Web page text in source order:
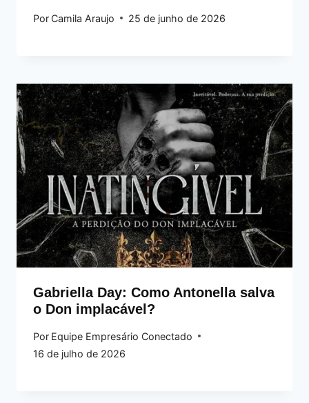
PorCamila Araujo 25 de junho de 2026
Gabriella Day: Como Antonella salva
o Don implacável?
Por Equipe Empresário Conectado
16 de julho de 2026